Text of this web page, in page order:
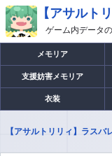
【アサルト
ゲーム内データ
メモリア
支援妨害メモリア
衣装
【アサルトリリィ】ラスバ